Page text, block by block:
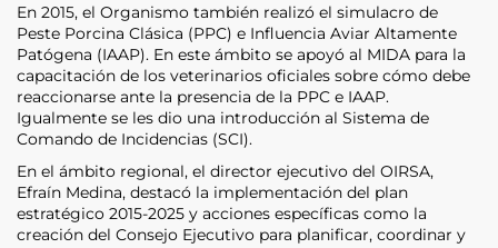
En 2015, el Organismo también realizó el simulacro de
Peste Porcina Clásica (PPC) e Influencia Aviar Altamente
Patógena (IAAP). En este ámbito se apoyó al MIDA para la
capacitación de los veterinarios oficiales sobre cómo debe
reaccionarse ante la presencia de la PPC e IAAP.
Igualmente se les dio una introducción al Sistema de
Comando de Incidencias (SCI).
En el ámbito regional, el director ejecutivo del OIRSA,
Efraín Medina, destacó la implementación del plan
estratégico 2015-2025 y acciones específicas como la
creación del Consejo Ejecutivo para planificar, coordinar y